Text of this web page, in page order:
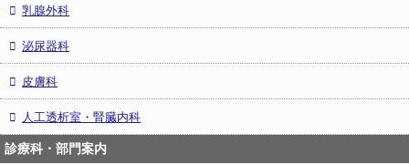
乳腺外科
泌尿器科
皮膚科
人工透析室・腎臓内科
診療科・部門案内